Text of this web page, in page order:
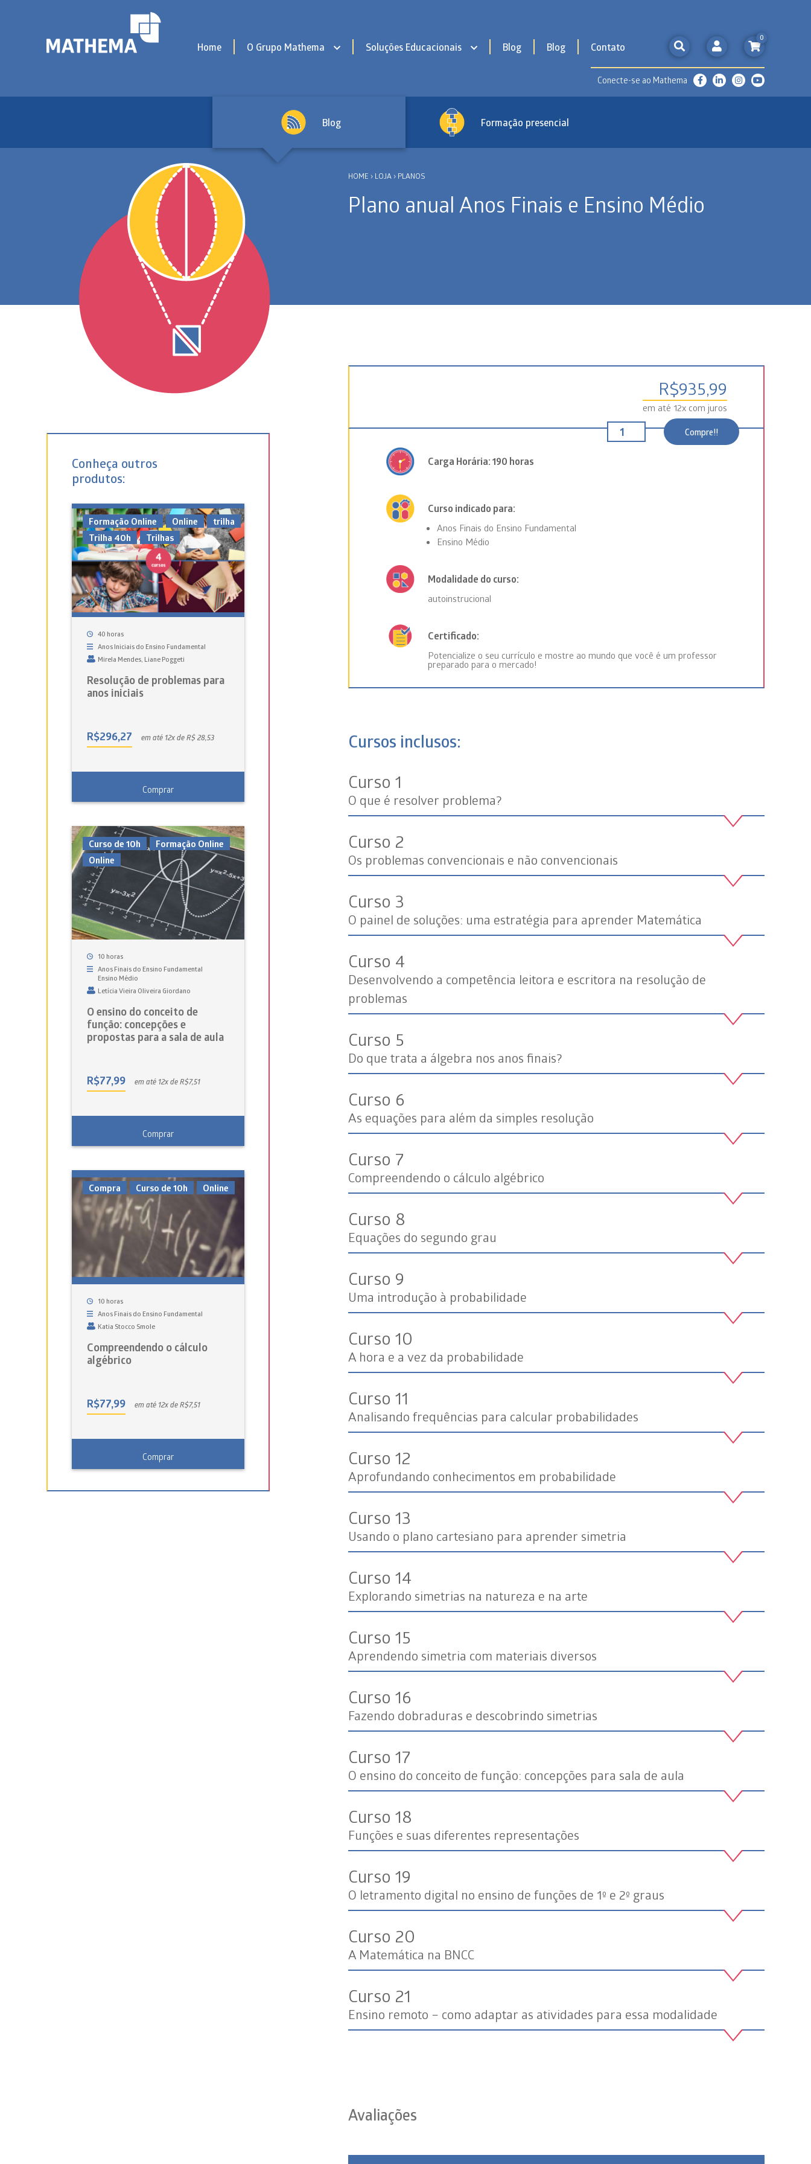
Home O Grupo Mathema Soluções Educacionais Blog Blog Contato
0
Conecte-se ao Mathema
Blog Formação presencial
Conheça outros
produtos:
Formação Online Online
trilha
Trilha 40h
Trilhas
40 horas
Anos Iniciais do Ensino Fundamental
Mirela Mendes Liane Poggeti
Resolução de problemas para
anos iniciais
R$296,27 em até 12x de R$ 28,53
Comprar
Curso de 10h
Formação Online
Online
10 horas
Anos Finais do Ensino Fundamental
Ensino Médio
Letícia Vieira Oliveira Giordano
O ensino do conceito de
função: concepções e
propostas para a sala de aula
R$77,99 em até 12x de R$7,51
Comprar
Compra Curso de 10h Online
10 horas
Anos Finais do Ensino Fundamental
Katia Stocco Smole
Compreendendo o cálculo
algébrico
R$77,99 em até 12x de R$7,51
Comprar
HOME › LOJA › PLANOS
Plano anual Anos Finais e Ensino Médio
R$935,99
em até 12x com juros
Compre!!
Carga Horária: 190 horas
Curso indicado para:
Anos Finais do Ensino Fundamental
Ensino Médio
Modalidade do curso:
autoinstrucional
Certificado:
Potencialize o seu currículo e mostre ao mundo que você é um professor
preparado para o mercado!
Cursos inclusos:
Curso 1
O que é resolver problema?
Curso 2
Os problemas convencionais e não convencionais
Curso 3
O painel de soluções: uma estratégia para aprender Matemática
Curso 4
Desenvolvendo a competência leitora e escritora na resolução de
problemas
Curso 5
Do que trata a álgebra nos anos finais?
Curso 6
As equações para além da simples resolução
Curso 7
Compreendendo o cálculo algébrico
Curso 8
Equações do segundo grau
Curso 9
Uma introdução à probabilidade
Curso 10
A hora e a vez da probabilidade
Curso 11
Analisando frequências para calcular probabilidades
Curso 12
Aprofundando conhecimentos em probabilidade
Curso 13
Usando o plano cartesiano para aprender simetria
Curso 14
Explorando simetrias na natureza e na arte
Curso 15
Aprendendo simetria com materiais diversos
Curso 16
Fazendo dobraduras e descobrindo simetrias
Curso 17
O ensino do conceito de função: concepções para sala de aula
Curso 18
Funções e suas diferentes representações
Curso 19
O letramento digital no ensino de funções de 1º e 2º graus
Curso 20
A Matemática na BNCC
Curso 21
Ensino remoto – como adaptar as atividades para essa modalidade
Avaliações